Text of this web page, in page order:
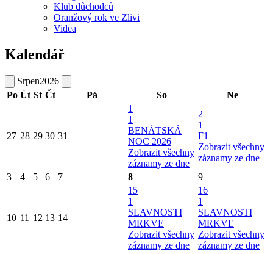
Klub důchodců
Oranžový rok ve Zlivi
Videa
Kalendář
Srpen2026
Po Út St Čt Pá So Ne
27 28 29 30 31
1
1
BENÁTSKÁ
NOC 2026
Zobrazit všechny
záznamy ze dne
2
1
F1
Zobrazit všechny
záznamy ze dne
3
4 5 6 7 8 9
10 11 12 13 14
15
1
SLAVNOSTI
MRKVE
Zobrazit všechny
záznamy ze dne
16
1
SLAVNOSTI
MRKVE
Zobrazit všechny
záznamy ze dne